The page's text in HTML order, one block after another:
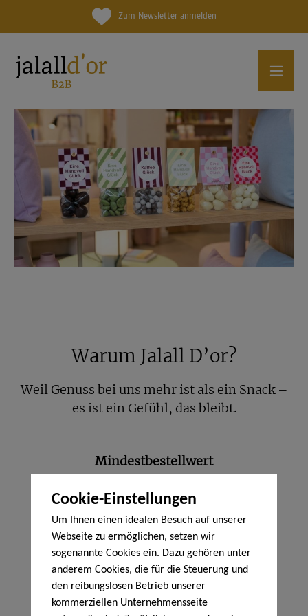
Zum Newsletter anmelden
Warum Jalall D’or?
Weil Genuss bei uns mehr ist als ein Snack –
es ist ein Gefühl, das bleibt.
Mindestbestellwert
Versandkostenfrei
ab 350 Euro netto innerhalb Deutschlands
Private Label
Wir bieten Ihnen eine Private Label Option
Cookie-Einstellungen
Um Ihnen einen idealen Besuch auf unserer
Webseite zu ermöglichen, setzen wir
sogenannte Cookies ein. Dazu gehören unter
anderem Cookies, die für die Steuerung und
den reibungslosen Betrieb unserer
kommerziellen Unternehmensseite